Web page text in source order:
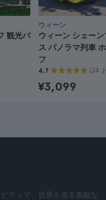
観光バ
ウィーン
ウィーン シェー
ス パノラマ列車
フ
4.7 (24
¥3,099
ティで、世界を巡る素敵な